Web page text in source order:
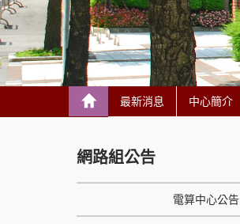
最新消息 中心簡介
網路組公告
電算中心公告